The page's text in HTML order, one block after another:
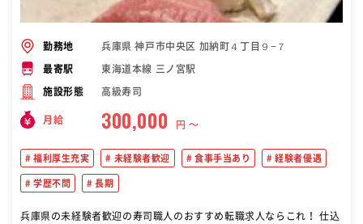
勤務地 兵庫県 神戸市中央区 加納町４丁目９−７
最寄駅 東海道本線 三ノ宮駅
施設形態 高級寿司
月給 300,000 円 〜
福利厚生充実 未経験者歓迎 食事手当あり 経験者優遇
学歴不問 長期
兵庫県の未経験者歓迎の寿司職人のおすすめ転職求人ならこれ！ 仕込